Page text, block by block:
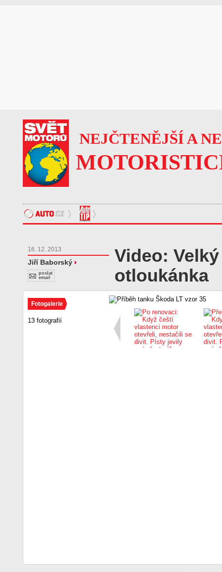
NEJČTENĚJŠÍ A
16. 12. 2013
Jiří Baborský
poslat
email
Video:
otloukánka
Fotogalerie
13 fotografií